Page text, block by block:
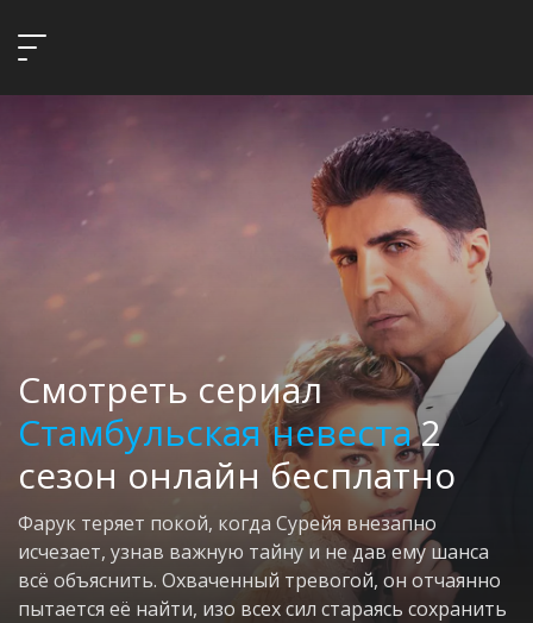
Смотреть сериал
Стамбульская невеста2
сезон онлайн бесплатно
Фарук теряет покой, когда Сурейя внезапно
исчезает, узнав важную тайну и не дав ему шанса
всё объяснить. Охваченный тревогой, он отчаянно
пытается её найти, изо всех сил стараясь сохранить